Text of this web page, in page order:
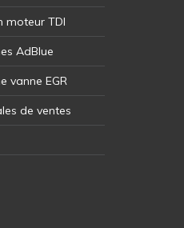
moteur TDI
AdBlue
vanne EGR
de ventes